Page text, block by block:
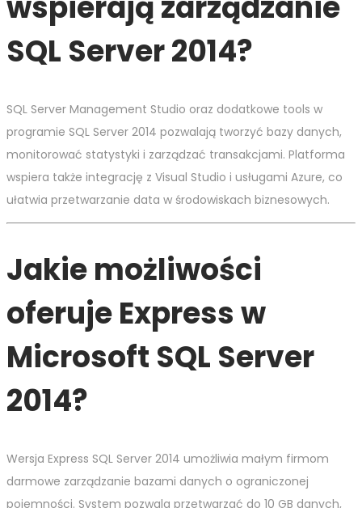
SQL Server 2014?
SQL Server Management Studio oraz dodatkowe tools w
programie SQL Server 2014 pozwalają tworzyć bazy danych,
monitorować statystyki i zarządzać transakcjami. Platforma
wspiera także integrację z Visual Studio i usługami Azure, co
ułatwia przetwarzanie data w środowiskach biznesowych.
Jakie możliwości
oferuje Express w
Microsoft SQL Server
2014?
Wersja Express SQL Server 2014 umożliwia małym firmom
darmowe zarządzanie bazami danych o ograniczonej
pojemności. System pozwala przetwarzać do 10 GB danych,